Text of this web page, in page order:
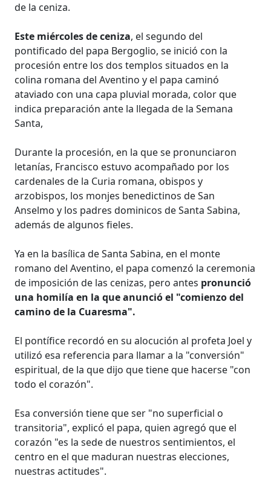
de la ceniza.
Este miércoles de ceniza, el segundo del
pontificado del papa Bergoglio, se inició con la
procesión entre los dos templos situados en la
colina romana del Aventino y el papa caminó
ataviado con una capa pluvial morada, color que
indica preparación ante la llegada de la Semana
Santa,
Durante la procesión, en la que se pronunciaron
letanías, Francisco estuvo acompañado por los
cardenales de la Curia romana, obispos y
arzobispos, los monjes benedictinos de San
Anselmo y los padres dominicos de Santa Sabina,
además de algunos fieles.
Ya en la basílica de Santa Sabina, en el monte
romano del Aventino, el papa comenzó la ceremonia
de imposición de las cenizas, pero antes pronunció
una homilía en la que anunció el "comienzo del
camino de la Cuaresma".
El pontífice recordó en su alocución al profeta Joel y
utilizó esa referencia para llamar a la "conversión"
espiritual, de la que dijo que tiene que hacerse "con
todo el corazón".
Esa conversión tiene que ser "no superficial o
transitoria", explicó el papa, quien agregó que el
corazón "es la sede de nuestros sentimientos, el
centro en el que maduran nuestras elecciones,
nuestras actitudes".